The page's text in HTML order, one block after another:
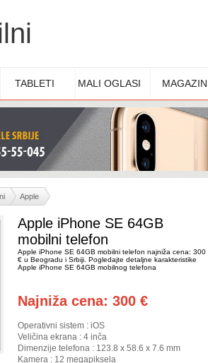
TABLETI MALI OGLASI MAGAZIN
Apple
Apple iPhone SE 64GB
mobilni telefon
Apple iPhone SE 64GB mobilni telefon najniža cena: 300
€ u Beogradu i Srbiji. Pogledajte detaljne karakteristike
Apple iPhone SE 64GB mobilnog telefona
Najniža cena: 300 €
Operativni sistem : iOS
Veličina ekrana : 4 inča
Dimenzije telefona : 123.8 x 58.6 x 7.6 mm
Kamera : 12 megapiksela